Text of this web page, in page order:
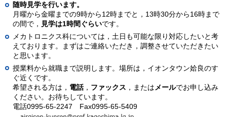
随時見学を行います。
月曜から金曜までの9時から12時までと，13時30分から16時まで
の間で， 見学は1時間ぐらいです。
メカトロニクス科については，土日も可能な限り対応したいと考
えております。まずはご連絡いただき，調整させていただきたい
と思います。
授業料から就職まで説明します。場所は，イオンタウン姶良のす
ぐ近くです。
希望される方は， 電話， ファックス ，または メールでお申し込み
ください。お待ちしています。
電話0995-65-2247
Fax0995-65-5409